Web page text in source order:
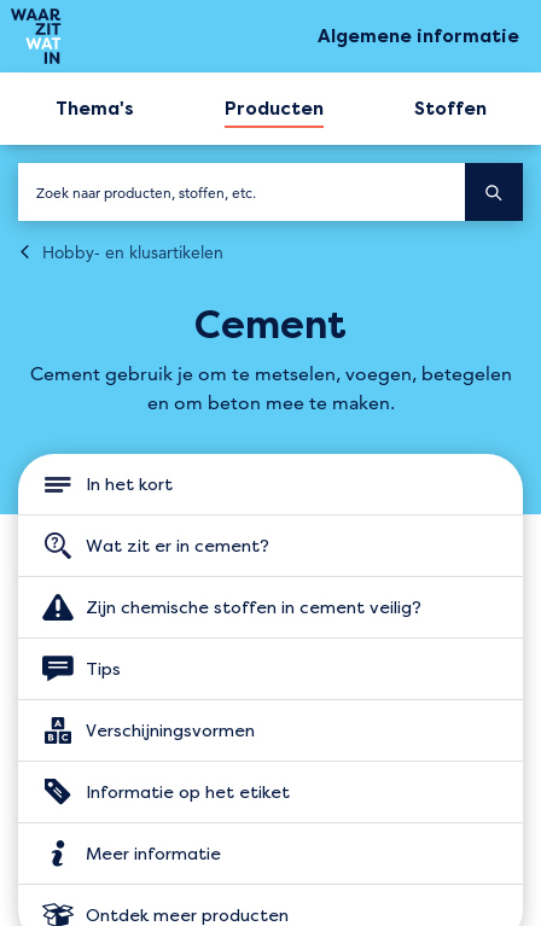
Algemene informatie
Thema's Producten Stoffen
Hobby- en klusartikelen
Cement
Cement gebruik je om te metselen, voegen, betegelen
en om beton mee te maken.
In het kort
Wat zit er in cement?
Zijn chemische stoffen in cement veilig?
Tips
Verschijningsvormen
Informatie op het etiket
Meer informatie
Ontdek meer producten